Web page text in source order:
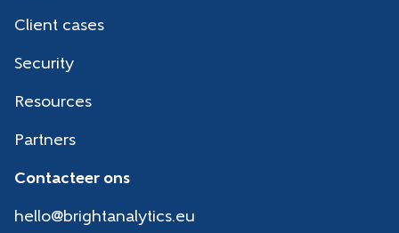
Client cases
Security
Resources
Partners
Contacteer ons
hello@brightanalytics.eu